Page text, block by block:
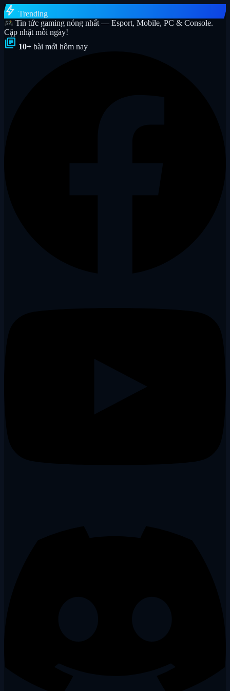
bolt Trending
Tin tức gaming nóng nhất — Esport, Mobile, PC & Console.
Cập nhật mỗi ngày!
library_books 10+ bài mới hôm nay